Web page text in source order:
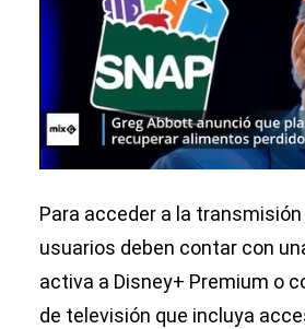
Para acceder a la transmisión
usuarios deben contar con
activa a Disney+ Premium o
de televisión que incluya